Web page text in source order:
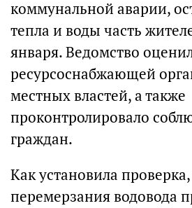
коммунальной аварии,
тепла и воды часть
января. Ведомство
ресурсоснабжающей
местных властей, а также
проконтролировало
граждан.
Как установила
перемерзания водовода